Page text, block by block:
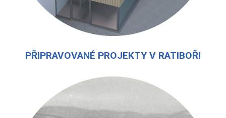
PŘIPRAVOVANÉ PROJEKTY V RATIBOŘI